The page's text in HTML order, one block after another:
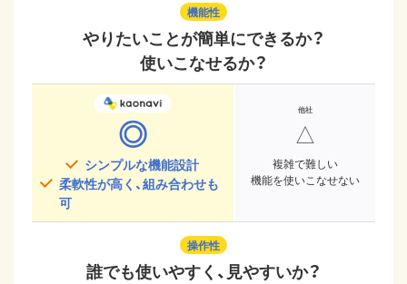
機能性
やりたいことが簡単にできるか？
使いこなせるか？
◎
シンプルな機能設計
柔軟性が高く、組み合わせも
可
△
複雑で難しい
機能を使いこなせない
操作性
誰でも使いやすく、見やすいか？